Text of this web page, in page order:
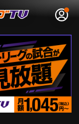
ログイン